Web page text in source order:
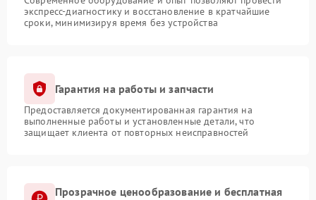
экспресс-диагностику и восстановление в кратчайшие
сроки, минимизируя время без устройства
Гарантия на работы и запчасти
Предоставляется документированная гарантия на
выполненные работы и установленные детали, что
защищает клиента от повторных неисправностей
Прозрачное ценообразование и бесплатная